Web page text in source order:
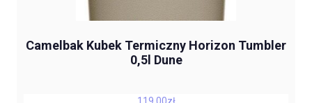
Camelbak Kubek Termiczny Horizon Tumbler
0,5l Dune